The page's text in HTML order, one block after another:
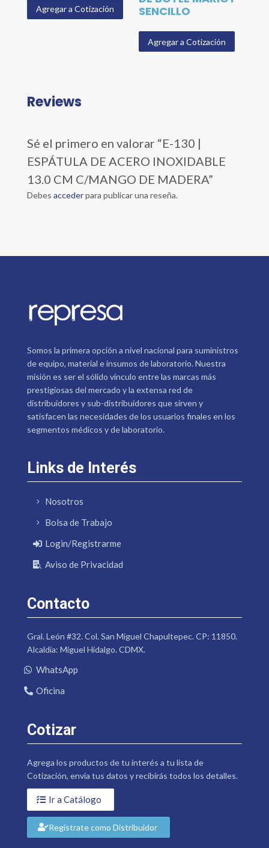
Agregar a Cotización
SENCILLO
Agregar a Cotización
Reviews
Sé el primero en valorar “E-130 |
ESPÁTULA DE ACERO INOXIDABLE
13.0 CM C/MANGO DE MADERA”
Debes accederpara publicar una reseña.
Somos la primera opción a nivel nacional para suministros
de equipo, material e insumos de laboratorio. Nuestra
misión es ser el sólido vínculo entre las marcas más
prestigiosas del mercado y la extensa red de
distribuidores y sub-distribuidores que sirven y
satisfacen las necesidades de los usuarios finales en los
segmentos médicos y de laboratorio.
Links de Interés
Nosotros
Bolsa de Trabajo
Login/Registrarme
Aviso de Privacidad
Contacto
Gral. León #32. Col. San Miguel Chapultepec. CP: 11850.
Alcaldía: Miguel Hidalgo. CDMX.
WhatsApp
Oficina
Cotizar
Agrega los productos de tu interés a tu lista de
Cotización, envía tus datos y recibirás todos los detalles.
Ir a Catálogo
Regístrate como Distribuidor